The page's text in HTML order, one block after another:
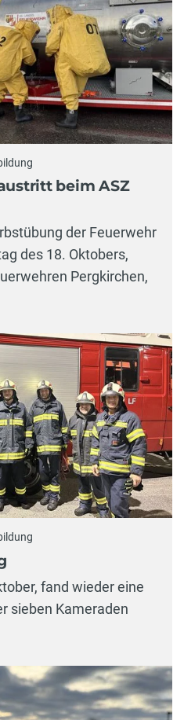
beim ASZ
der Feuerwehr
des 18. Oktobers,
Pergkirchen,
fand wieder eine
sieben Kameraden